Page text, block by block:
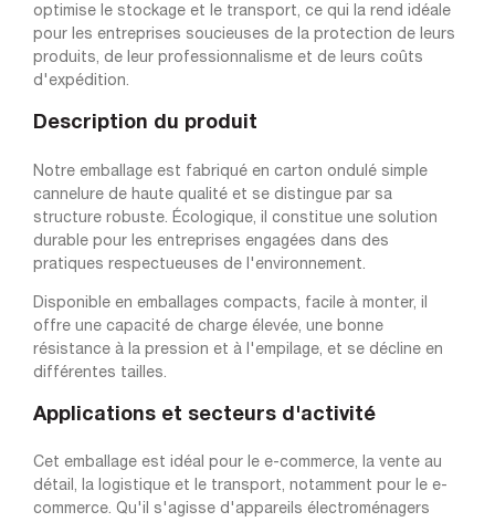
optimise le stockage et le transport, ce qui la rend idéale
pour les entreprises soucieuses de la protection de leurs
produits, de leur professionnalisme et de leurs coûts
d'expédition.
Description du produit
Notre emballage est fabriqué en carton ondulé simple
cannelure de haute qualité et se distingue par sa
structure robuste. Écologique, il constitue une solution
durable pour les entreprises engagées dans des
pratiques respectueuses de l'environnement.
Disponible en emballages compacts, facile à monter, il
offre une capacité de charge élevée, une bonne
résistance à la pression et à l'empilage, et se décline en
différentes tailles.
Applications et secteurs d'activité
Cet emballage est idéal pour le e-commerce, la vente au
détail, la logistique et le transport, notamment pour le e-
commerce. Qu'il s'agisse d'appareils électroménagers